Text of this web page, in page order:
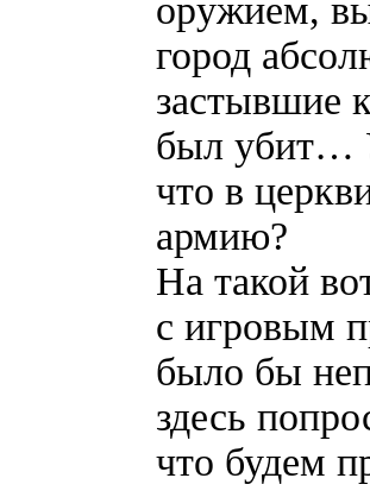
оружием,
город
застывшие
был убит…
что в
армию?
На такой
с игровым
было бы
здесь
что будем